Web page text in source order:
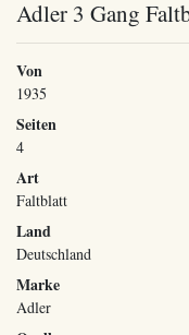
Adler 3 Gang
Von
1935
Seiten
4
Art
Faltblatt
Land
Deutschland
Marke
Adler